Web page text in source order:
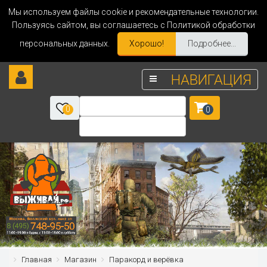
Мы используем файлы cookie и рекомендательные технологии.
Пользуясь сайтом, вы соглашаетесь с Политикой обработки
персональных данных.
Хорошо! Подробнее...
НАВИГАЦИЯ
0 0
Главная Магазин Паракорд и верёвка